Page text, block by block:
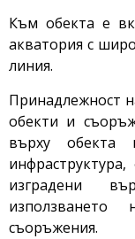
Към обекта е
акватория с
линия.
Принадлежност
обекти и
върху обекта
изградени
съоръжения.